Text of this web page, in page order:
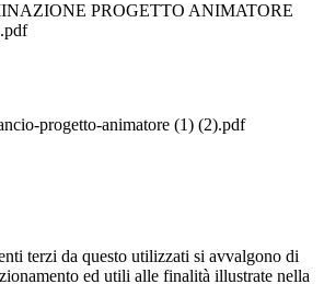
PROGETTO ANIMATORE
progetto-animatore (1) (2).pdf
terzi da questo utilizzati si avvalgono di
ed utili alle finalità illustrate nella